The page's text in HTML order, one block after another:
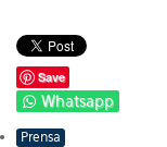
Save
Whatsapp
Prensa